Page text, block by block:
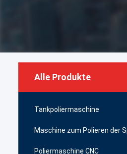
Alle Produkte
Tankpoliermaschine
Maschine zum Polieren der
Poliermaschine CNC